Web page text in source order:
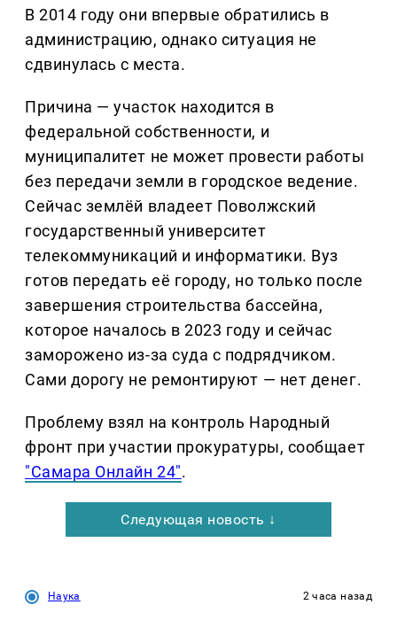
В 2014 году они впервые обратились в
администрацию, однако ситуация не
сдвинулась с места.
Причина — участок находится в
федеральной собственности, и
муниципалитет не может провести работы
без передачи земли в городское ведение.
Сейчас землёй владеет Поволжский
государственный университет
телекоммуникаций и информатики. Вуз
готов передать её городу, но только после
завершения строительства бассейна,
которое началось в 2023 году и сейчас
заморожено из-за суда с подрядчиком.
Сами дорогу не ремонтируют — нет денег.
Проблему взял на контроль Народный
фронт при участии прокуратуры, сообщает
"Самара Онлайн 24".
Следующая новость ↓
Наука 2 часа назад